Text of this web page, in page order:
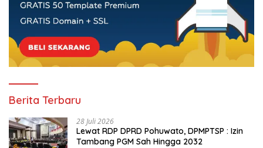
Berita Terbaru
28 Juli 2026
Lewat RDP DPRD Pohuwato, DPMPTSP : Izin
Tambang PGM Sah Hingga 2032